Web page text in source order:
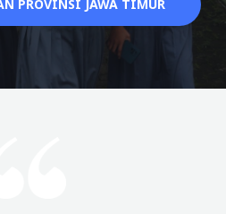
PROVINSI JAWA TIMUR